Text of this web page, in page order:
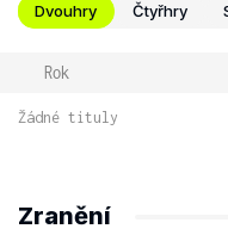
Dvouhry Čtyřhry
Rok
Žádné tituly
Zranění